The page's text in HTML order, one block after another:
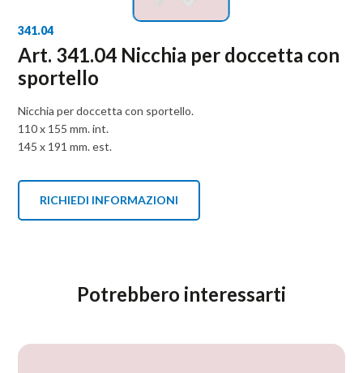
341.04
Art. 341.04 Nicchia per doccetta con
sportello
Nicchia per doccetta con sportello.
110 x 155 mm. int.
145 x 191 mm. est.
RICHIEDI INFORMAZIONI
Potrebbero interessarti